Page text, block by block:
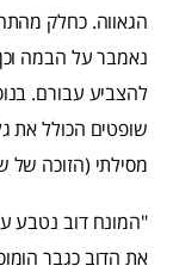
הגאווה. כחלק
נאמבר על הבמה
להצביע עבורם.
שופטים הכולל את גל
מסילתי (הזוכה
את הדוב כגבר